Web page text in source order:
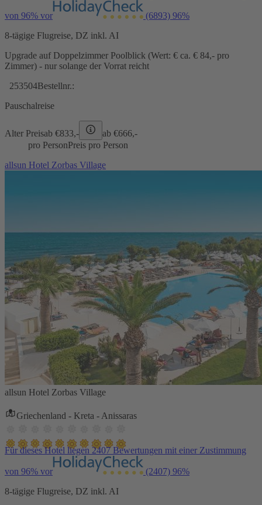
von 96% vor (6893) 96%
8-tägige Flugreise, DZ inkl. AI
Upgrade auf Doppelzimmer Poolblick (Wert: € ca. € 84,- pro
Zimmer) - nur solange der Vorrat reicht
253504Bestellnr.:
Pauschalreise
Alter Preisab €833,- ab €666,-
pro PersonPreis pro Person
allsun Hotel Zorbas Village
allsun Hotel Zorbas Village
Griechenland - Kreta - Anissaras
Für dieses Hotel liegen 2407 Bewertungen mit einer Zustimmung
von 96% vor (2407) 96%
8-tägige Flugreise, DZ inkl. AI